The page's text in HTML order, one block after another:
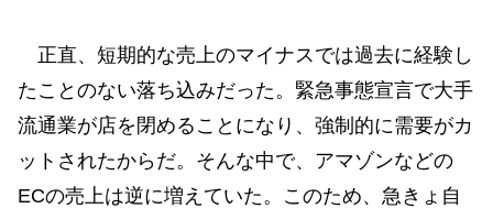
正直、短期的な売上のマイナスでは過去に経験し
たことのない落ち込みだった。緊急事態宣言で大手
流通業が店を閉めることになり、強制的に需要がカ
ットされたからだ。そんな中で、アマゾンなどの
ECの売上は逆に増えていた。このため、急きょ自